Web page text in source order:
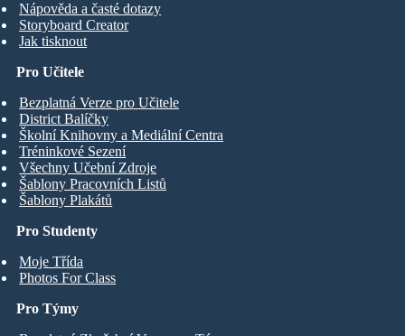
Nápověda a časté dotazy
Storyboard Creator
Jak tisknout
Pro Studenty
Moje Třída
Photos For Class
Pro Učitele
Bezplatná Verze pro Učitele
District Balíčky
Školní Knihovny a Mediální Centra
Tréninkové Sezení
Všechny Učební Zdroje
Šablony Pracovních Listů
Šablony Plakátů
Pro Týmy